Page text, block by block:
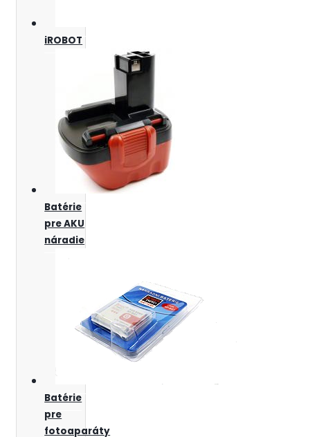
iROBOT
Batérie
pre AKU
náradie
Batérie
pre
fotoaparáty